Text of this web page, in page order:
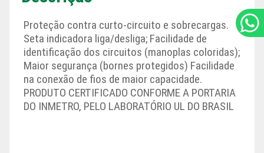
Proteção contra curto-circuito e sobrecargas.
Seta indicadora liga/desliga; Facilidade de
identificação dos circuitos (manoplas coloridas);
Maior segurança (bornes protegidos) Facilidade
na conexão de fios de maior capacidade.
PRODUTO CERTIFICADO CONFORME A PORTARIA
DO INMETRO, PELO LABORATÓRIO UL DO BRASIL